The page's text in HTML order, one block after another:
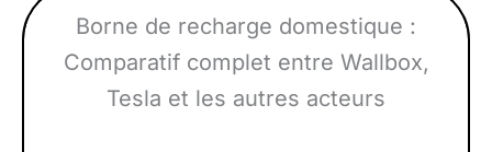
Borne de recharge domestique :
Comparatif complet entre Wallbox,
Tesla et les autres acteurs